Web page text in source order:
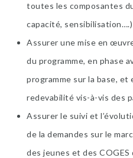
toutes les composantes
capacité, sensibilisation….)
Assurer une mise en
du programme, en phase
programme sur la base,
redevabilité vis-à-vis des
Assurer le suivi et
de la demandes sur le
des jeunes et des